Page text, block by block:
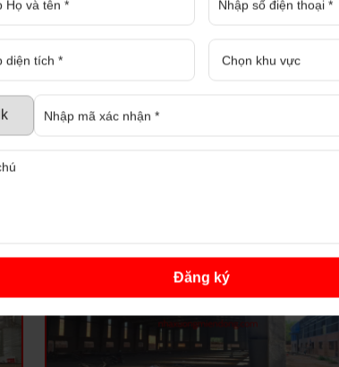
CHO THUÊ NHÀ XƯỞNG BẾN CÁT, BÌNH
Cho thuê nhà xưởng Bến Cát, Bình Dương
Quận/huyện:Bến Cát
Đăng ký